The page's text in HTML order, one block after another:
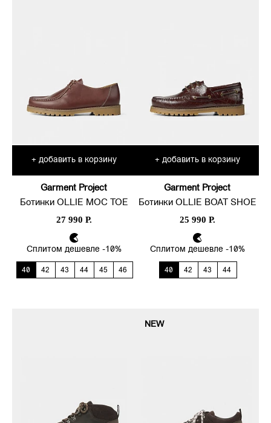
+ добавить в корзину
Garment Project
Ботинки OLLIE MOC TOE
27 990 Р.
Сплитом дешевле -10%
40 42 43 44 45 46
+ добавить в корзину
Garment Project
Ботинки OLLIE BOAT SHOE
25 990 Р.
Сплитом дешевле -10%
40 42 43 44
NEW